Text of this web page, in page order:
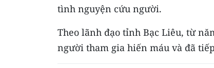
tình nguyện cứu người.
Theo lãnh đạo tỉnh Bạc Liêu, từ
người tham gia hiến máu và đã